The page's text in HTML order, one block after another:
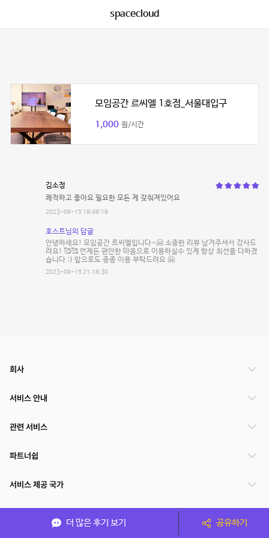
spacecloud
모임공간 르씨엘 1호점_서울대입구
1,000 원/시간
김소정
쾌적하고 좋아요 필요한 모든 게 갖춰져있어요
2023-09-15 19:49:18
호스트님의 답글
안녕하세요! 모임공간 르씨엘입니다~🤗 소중한 리뷰 남겨주셔서 감사드
려요! 🥰🥰 언제든 편안한 마음으로 이용하실수 있게 항상 최선을 다하겠
습니다 :) 앞으로도 종종 이용 부탁드려요 🤗
2023-09-15 21:16:30
더 많은 후기 보기 공유하기
회사
서비스 안내
관련 서비스
파트너쉽
서비스 제공 국가
(주)NSPACE 사업자정보